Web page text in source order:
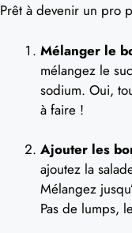
Prêt à devenir un pro
Mélanger le
mélangez le
sodium. Oui,
à faire !
Ajouter les
ajoutez la
Mélangez
Pas de lumps,